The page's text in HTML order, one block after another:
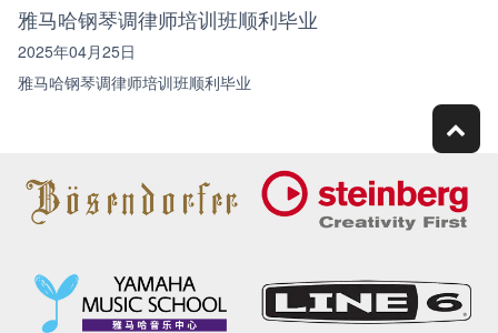
雅马哈钢琴调律师培训班顺利毕业
2025年04月25日
雅马哈钢琴调律师培训班顺利毕业